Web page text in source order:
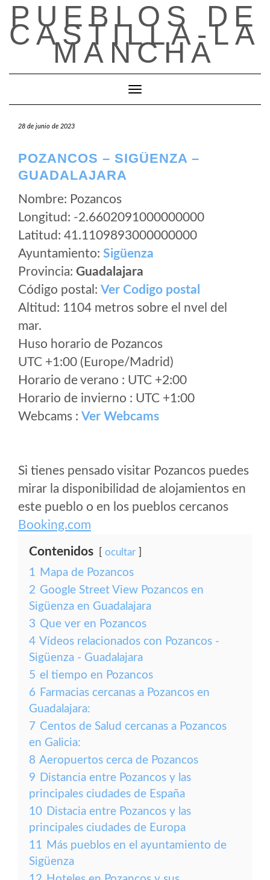
Saltar
contenido
PUEBLOS DE
CASTILLA-LA
MANCHA
Cambiar modo de navegación
28 de junio de 2023
POZANCOS – SIGÜENZA –
GUADALAJARA
Nombre: Pozancos
Longitud: -2.6602091000000000
Latitud: 41.1109893000000000
Ayuntamiento: Sigüenza
Provincia: Guadalajara
Código postal: Ver Codigo postal
Altitud: 1104 metros sobre el nvel del
mar.
Huso horario de Pozancos
UTC +1:00 (Europe/Madrid)
Horario de verano : UTC +2:00
Horario de invierno : UTC +1:00
Webcams : Ver Webcams
Si tienes pensado visitar Pozancos puedes
mirar la disponibilidad de alojamientos en
este pueblo o en los pueblos cercanos
Booking.com
Contenidos ocultar
1 Mapa de Pozancos
2 Google Street View Pozancos en
Sigüenza en Guadalajara
3 Que ver en Pozancos
4 Vídeos relacionados con Pozancos -
Sigüenza - Guadalajara
5 el tiempo en Pozancos
6 Farmacias cercanas a Pozancos en
Guadalajara:
7 Centos de Salud cercanas a Pozancos
en Galicia:
8 Aeropuertos cerca de Pozancos
9 Distancia entre Pozancos y las
principales ciudades de España
10 Distacia entre Pozancos y las
principales ciudades de Europa
11 Más pueblos en el ayuntamiento de
Sigüenza